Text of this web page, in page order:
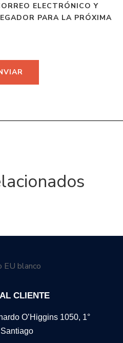
ELECTRÓNICO Y
PARA LA PRÓXIMA
CLIENTE
O’Higgins 1050, 1°